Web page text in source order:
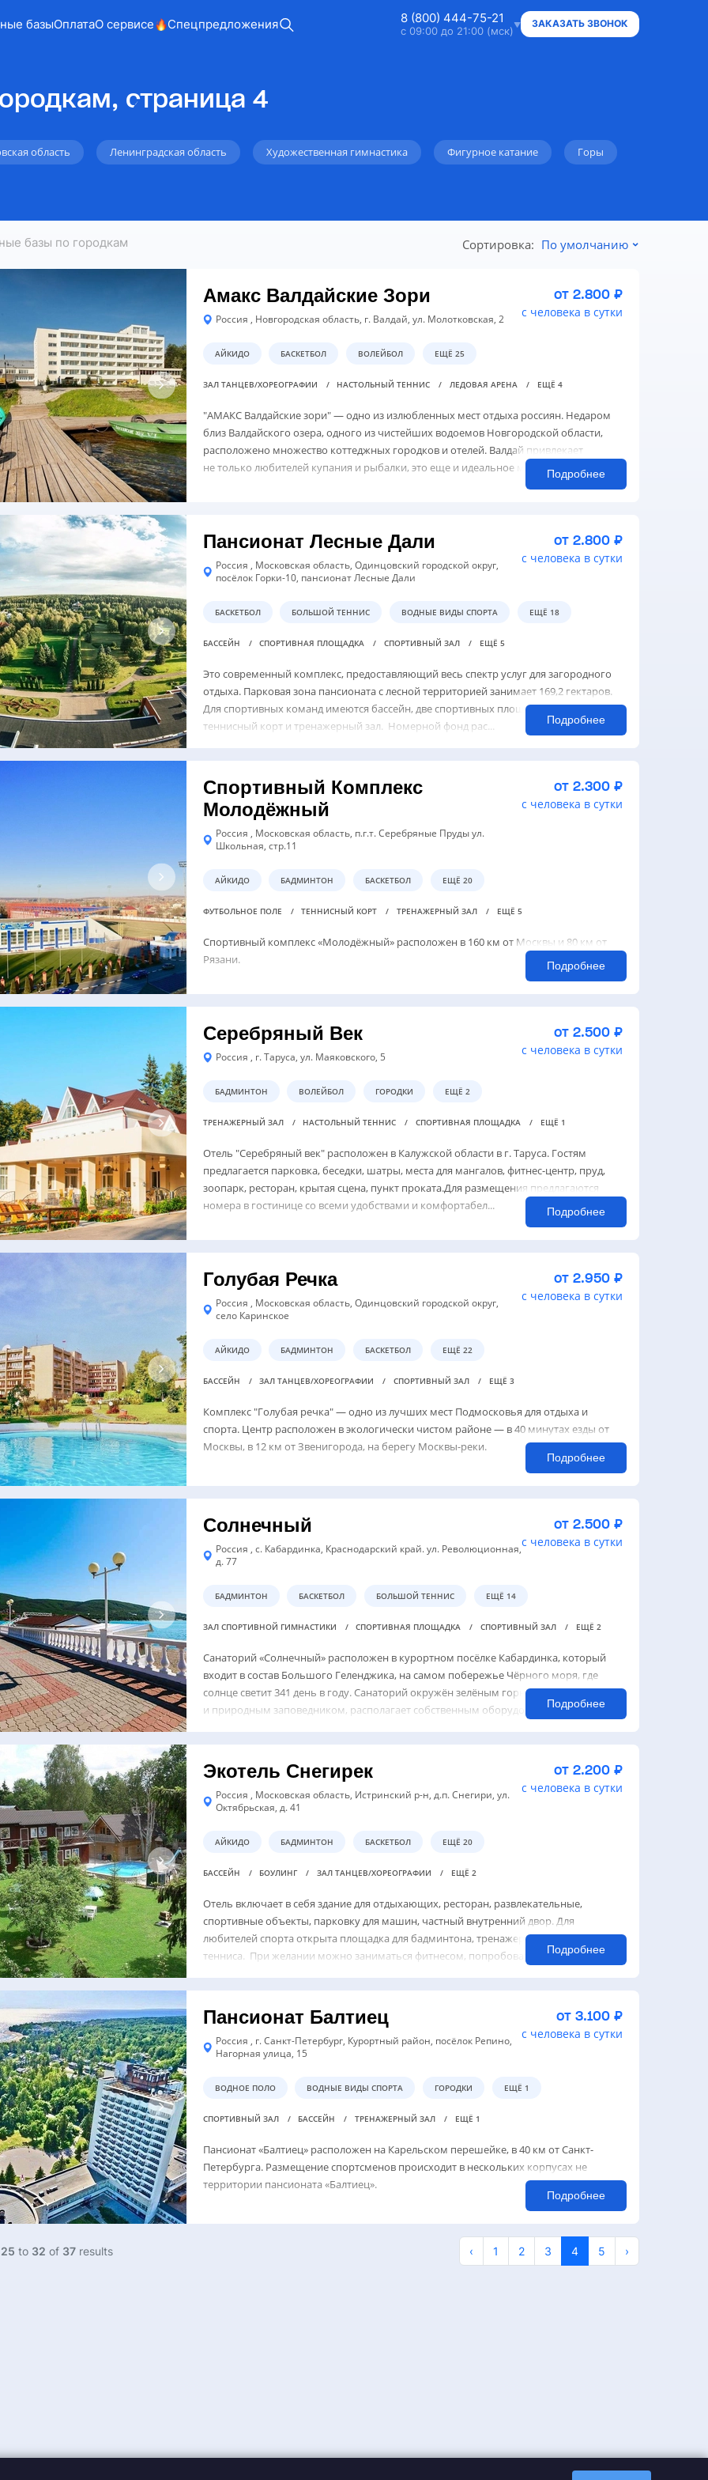
базыОплатаО сервисе Спецпредложения 8 (800) 444-75-21
с 09:00 до 21:00 (мск)
Владельцам объектов
info@super.camp
ЗАКАЗАТЬ ЗВОНОК
страница 4
область Ленинградская область Художественная гимнастика Фигурное катание Горы
базы по городкам Сортировка: По умолчанию
Амакс Валдайские Зори
Россия , Новгородская область, г. Валдай, ул. Молотковская, 2
от 2.800 ₽
с человека в сутки
АЙКИДО БАСКЕТБОЛ ВОЛЕЙБОЛ ЕЩЁ 25
ЗАЛ ТАНЦЕВ/ХОРЕОГРАФИИ НАСТОЛЬНЫЙ ТЕННИС ЛЕДОВАЯ АРЕНА ЕЩЁ 4
"АМАКС Валдайские зори" — одно из излюбленных мест отдыха россиян. Недаром
близ Валдайского озера, одного из чистейших водоемов Новгородской области,
расположено множество коттеджных городков и отелей. Валдай привлекает
не только любителей купания и рыбалки, это еще и идеальное м...
Подробнее
Пансионат Лесные Дали
Россия , Московская область, Одинцовский городской округ,
посёлок Горки-10, пансионат Лесные Дали
от 2.800 ₽
с человека в сутки
БАСКЕТБОЛ БОЛЬШОЙ ТЕННИС ВОДНЫЕ ВИДЫ СПОРТА ЕЩЁ 18
БАССЕЙН СПОРТИВНАЯ ПЛОЩАДКА СПОРТИВНЫЙ ЗАЛ ЕЩЁ 5
Это современный комплекс, предоставляющий весь спектр услуг для загородного
отдыха. Парковая зона пансионата с лесной территорией занимает 169,2 гектаров.
Для спортивных команд имеются бассейн, две спортивных площадки, два УСЗ,
теннисный корт и тренажерный зал. Номерной фонд рас...
Подробнее
Спортивный Комплекс
Молодёжный
Россия , Московская область, п.г.т. Серебряные Пруды ул.
Школьная, стр.11
от 2.300 ₽
с человека в сутки
АЙКИДО БАДМИНТОН БАСКЕТБОЛ ЕЩЁ 20
ФУТБОЛЬНОЕ ПОЛЕ ТЕННИСНЫЙ КОРТ ТРЕНАЖЕРНЫЙ ЗАЛ ЕЩЁ 5
Спортивный комплекс «Молодёжный» расположен в 160 км от Москвы и 80 км от
Рязани.
Подробнее
Серебряный Век
Россия , г. Таруса, ул. Маяковского, 5
от 2.500 ₽
с человека в сутки
БАДМИНТОН ВОЛЕЙБОЛ ГОРОДКИ ЕЩЁ 2
ТРЕНАЖЕРНЫЙ ЗАЛ НАСТОЛЬНЫЙ ТЕННИС СПОРТИВНАЯ ПЛОЩАДКА ЕЩЁ 1
Отель "Серебряный век" расположен в Калужской области в г. Таруса. Гостям
предлагается парковка, беседки, шатры, места для мангалов, фитнес-центр, пруд,
зоопарк, ресторан, крытая сцена, пункт проката.Для размещения предлагаются
номера в гостинице со всеми удобствами и комфортабел...
Подробнее
Голубая Речка
Россия , Московская область, Одинцовский городской округ,
село Каринское
от 2.950 ₽
с человека в сутки
АЙКИДО БАДМИНТОН БАСКЕТБОЛ ЕЩЁ 22
БАССЕЙН ЗАЛ ТАНЦЕВ/ХОРЕОГРАФИИ СПОРТИВНЫЙ ЗАЛ ЕЩЁ 3
Комплекс "Голубая речка" — одно из лучших мест Подмосковья для отдыха и
спорта. Центр расположен в экологически чистом районе — в 40 минутах езды от
Москвы, в 12 км от Звенигорода, на берегу Москвы-реки.
Подробнее
Солнечный
Россия , с. Кабардинка, Краснодарский край. ул. Революционная,
д. 77
от 2.500 ₽
с человека в сутки
БАДМИНТОН БАСКЕТБОЛ БОЛЬШОЙ ТЕННИС ЕЩЁ 14
ЗАЛ СПОРТИВНОЙ ГИМНАСТИКИ СПОРТИВНАЯ ПЛОЩАДКА СПОРТИВНЫЙ ЗАЛ ЕЩЁ 2
Санаторий «Солнечный» расположен в курортном посёлке Кабардинка, который
входит в состав Большого Геленджика, на самом побережье Чёрного моря, где
солнце светит 341 день в году. Санаторий окружён зелёным горным массивом
и природным заповедником, располагает собственным оборудован...Подробнее
Экотель Снегирек
Россия , Московская область, Истринский р-н, д.п. Снегири, ул.
Октябрьская, д. 41
от 2.200 ₽
с человека в сутки
АЙКИДО БАДМИНТОН БАСКЕТБОЛ ЕЩЁ 20
БАССЕЙН БОУЛИНГ ЗАЛ ТАНЦЕВ/ХОРЕОГРАФИИ ЕЩЁ 2
Отель включает в себя здание для отдыхающих, ресторан, развлекательные,
спортивные объекты, парковку для машин, частный внутренний двор. Для
любителей спорта открыта площадка для бадминтона, тренажерный зал, корт для
тенниса. При желании можно заниматься фитнесом, попробовать за...Подробнее
Пансионат Балтиец
Россия , г. Санкт-Петербург, Курортный район, посёлок Репино,
Нагорная улица, 15
от 3.100 ₽
с человека в сутки
ВОДНОЕ ПОЛО ВОДНЫЕ ВИДЫ СПОРТА ГОРОДКИ ЕЩЁ 1
СПОРТИВНЫЙ ЗАЛ БАССЕЙН ТРЕНАЖЕРНЫЙ ЗАЛ ЕЩЁ 1
Пансионат «Балтиец» расположен на Карельском перешейке, в 40 км от Санкт-
Петербурга. Размещение спортсменов происходит в нескольких корпусах не
территории пансионата «Балтиец».
Подробнее
25 to 32 of 37 results ‹ 1 2 3 4 5 ›